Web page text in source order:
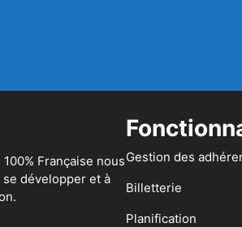
Française nous
développer et à
Gestion des
Billetterie
Planification